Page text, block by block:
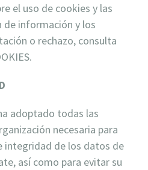
el uso de cookies y las
de información y los
o rechazo, consulta
adoptado todas las
necesaria para
integridad de los datos de
así como para evitar su